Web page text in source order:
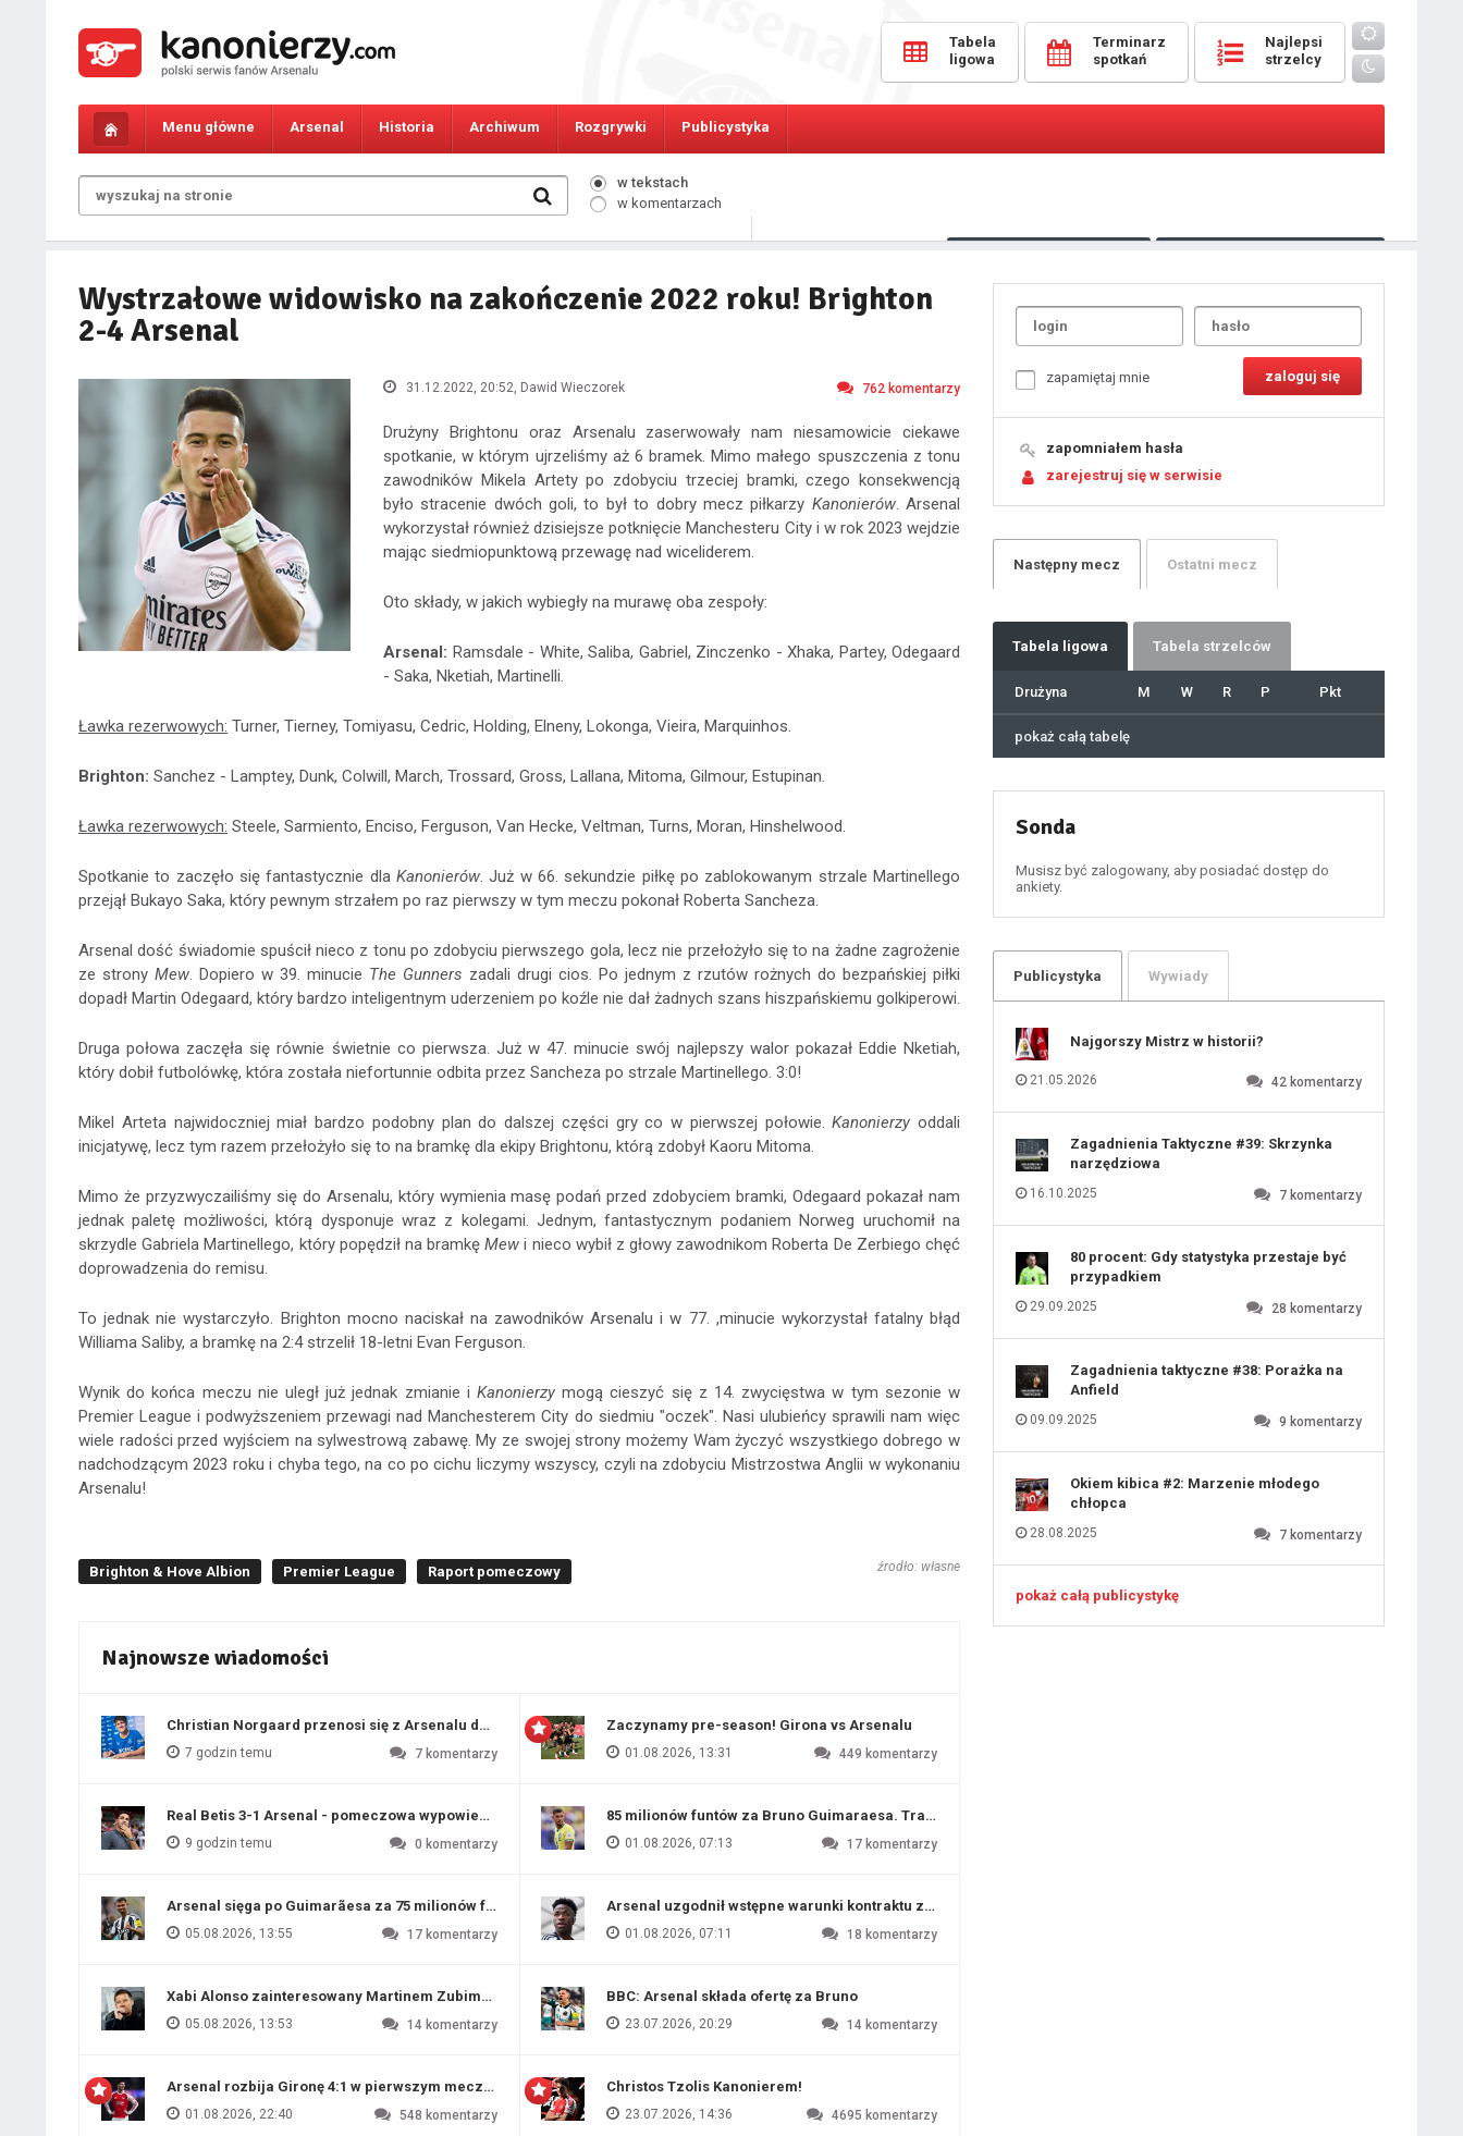
Tabela
ligowa
Terminarz
spotkań
Najlepsi
strzelcy
Menu główne Arsenal Historia Archiwum Rozgrywki Publicystyka
w tekstach
w komentarzach
Wystrzałowe widowisko na zakończenie 2022 roku! Brighton
2-4 Arsenal
31.12.2022, 20:52, Dawid Wieczorek 762 komentarzy
Drużyny Brightonu oraz Arsenalu zaserwowały nam niesamowicie ciekawe
spotkanie, w którym ujrzeliśmy aż 6 bramek. Mimo małego spuszczenia z tonu
zawodników Mikela Artety po zdobyciu trzeciej bramki, czego konsekwencją
było stracenie dwóch goli, to był to dobry mecz piłkarzy Kanonierów. Arsenal
wykorzystał również dzisiejsze potknięcie Manchesteru City i w rok 2023 wejdzie
mając siedmiopunktową przewagę nad wiceliderem.
Oto składy, w jakich wybiegły na murawę oba zespoły:
Arsenal: Ramsdale - White, Saliba, Gabriel, Zinczenko - Xhaka, Partey, Odegaard
- Saka, Nketiah, Martinelli.
Ławka rezerwowych: Turner, Tierney, Tomiyasu, Cedric, Holding, Elneny, Lokonga, Vieira, Marquinhos.
Brighton: Sanchez - Lamptey, Dunk, Colwill, March, Trossard, Gross, Lallana, Mitoma, Gilmour, Estupinan.
Ławka rezerwowych: Steele, Sarmiento, Enciso, Ferguson, Van Hecke, Veltman, Turns, Moran, Hinshelwood.
Spotkanie to zaczęło się fantastycznie dla Kanonierów. Już w 66. sekundzie piłkę po zablokowanym strzale Martinellego
przejął Bukayo Saka, który pewnym strzałem po raz pierwszy w tym meczu pokonał Roberta Sancheza.
Arsenal dość świadomie spuścił nieco z tonu po zdobyciu pierwszego gola, lecz nie przełożyło się to na żadne zagrożenie
ze strony Mew. Dopiero w 39. minucie The Gunners zadali drugi cios. Po jednym z rzutów rożnych do bezpańskiej piłki
dopadł Martin Odegaard, który bardzo inteligentnym uderzeniem po koźle nie dał żadnych szans hiszpańskiemu golkiperowi.
Druga połowa zaczęła się równie świetnie co pierwsza. Już w 47. minucie swój najlepszy walor pokazał Eddie Nketiah,
który dobił futbolówkę, która została niefortunnie odbita przez Sancheza po strzale Martinellego. 3:0!
Mikel Arteta najwidoczniej miał bardzo podobny plan do dalszej części gry co w pierwszej połowie.Kanonierzy oddali
inicjatywę, lecz tym razem przełożyło się to na bramkę dla ekipy Brightonu, którą zdobył Kaoru Mitoma.
Mimo że przyzwyczailiśmy się do Arsenalu, który wymienia masę podań przed zdobyciem bramki, Odegaard pokazał nam
jednak paletę możliwości, którą dysponuje wraz z kolegami. Jednym, fantastycznym podaniem Norweg uruchomił na
skrzydle Gabriela Martinellego, który popędził na bramkęMew i nieco wybił z głowy zawodnikom Roberta De Zerbiego chęć
doprowadzenia do remisu.
To jednak nie wystarczyło. Brighton mocno naciskał na zawodników Arsenalu i w 77. ,minucie wykorzystał fatalny błąd
Williama Saliby, a bramkę na 2:4 strzelił 18-letni Evan Ferguson.
Wynik do końca meczu nie uległ już jednak zmianie i Kanonierzy mogą cieszyć się z 14. zwycięstwa w tym sezonie w
Premier League i podwyższeniem przewagi nad Manchesterem City do siedmiu "oczek". Nasi ulubieńcy sprawili nam więc
wiele radości przed wyjściem na sylwestrową zabawę. My ze swojej strony możemy Wam życzyć wszystkiego dobrego w
nadchodzącym 2023 roku i chyba tego, na co po cichu liczymy wszyscy, czyli na zdobyciu Mistrzostwa Anglii w wykonaniu
Arsenalu!
Brighton & Hove Albion Premier League Raport pomeczowy źrodło: własne
Najnowsze wiadomości
Christian Norgaard przenosi się z Arsenalu do Evertonu
7 godzin temu 7 komentarzy
Real Betis 3-1 Arsenal - pomeczowa wypowiedź Artety
9 godzin temu 0 komentarzy
Arsenal sięga po Guimarãesa za 75 milionów funtów
05.08.2026, 13:55 17 komentarzy
Xabi Alonso zainteresowany Martinem Zubimendim
05.08.2026, 13:53 14 komentarzy
Arsenal rozbija Gironę 4:1 w pierwszym meczu przygotowawczym
01.08.2026, 22:40 548 komentarzy
Zaczynamy pre-season! Girona vs Arsenalu
01.08.2026, 13:31 449 komentarzy
85 milionów funtów za Bruno Guimaraesa. Transfer na ostatniej prostej
01.08.2026, 07:13 17 komentarzy
Arsenal uzgodnił wstępne warunki kontraktu z Viniciusem Juniorem?
01.08.2026, 07:11 18 komentarzy
BBC: Arsenal składa ofertę za Bruno
23.07.2026, 20:29 14 komentarzy
Christos Tzolis Kanonierem!
23.07.2026, 14:36 4695 komentarzy
zapamiętaj mnie
zapomniałem hasła
zarejestruj się w serwisie
Następny mecz Ostatni mecz
Tabela ligowa Tabela strzelców
Drużyna M W R P Pkt
pokaż całą tabelę
Sonda
Musisz być zalogowany, aby posiadać dostęp do
ankiety.
Publicystyka Wywiady
Najgorszy Mistrz w historii?
21.05.2026 42 komentarzy
Zagadnienia Taktyczne #39: Skrzynka
narzędziowa
16.10.2025 7 komentarzy
80 procent: Gdy statystyka przestaje być
przypadkiem
29.09.2025 28 komentarzy
Zagadnienia taktyczne #38: Porażka na
Anfield
09.09.2025 9 komentarzy
Okiem kibica #2: Marzenie młodego
chłopca
28.08.2025 7 komentarzy
pokaż całą publicystykę